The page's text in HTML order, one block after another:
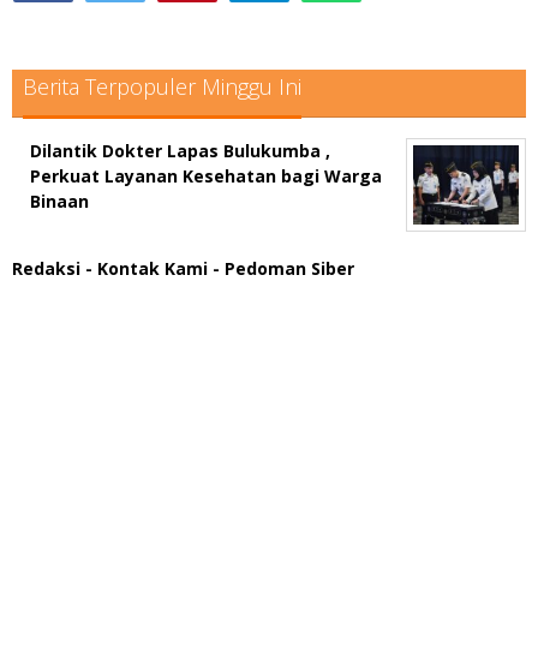
Berita Terpopuler Minggu Ini
Dilantik Dokter Lapas Bulukumba ,
Perkuat Layanan Kesehatan bagi Warga
Binaan
Redaksi - Kontak Kami - Pedoman Siber